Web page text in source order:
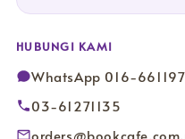
HUBUNGI KAMI
WhatsApp 016-
03-61271135